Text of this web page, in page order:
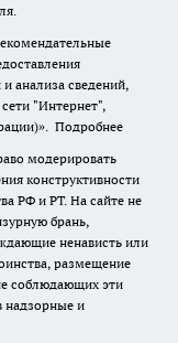
анализа сведений,
"Интернет",
Подробнее
модерировать
конструктивности
РФ и РТ. На сайте не
брань,
ненависть или
размещение
соблюдающих эти
надзорные и